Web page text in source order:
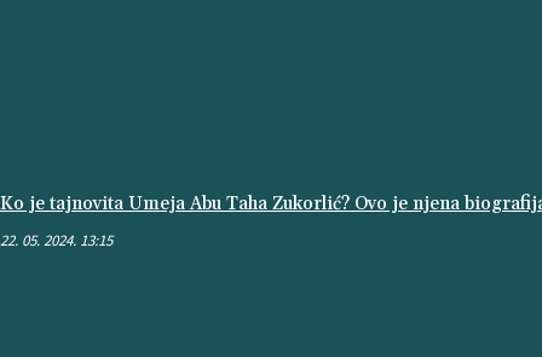
Ko je tajnovita Umeja Abu Taha Zukorlić? Ovo je njena
22. 05. 2024. 13:15